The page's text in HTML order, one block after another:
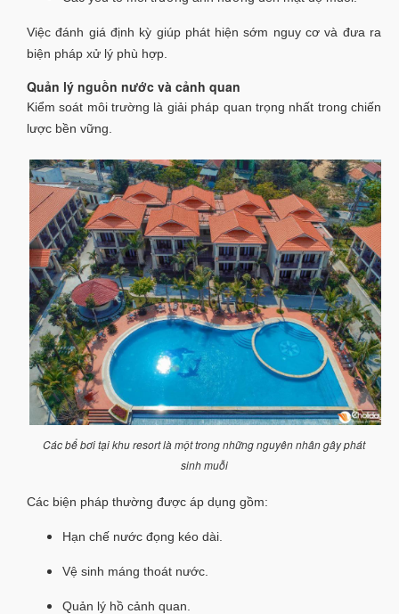
Việc đánh giá định kỳ giúp phát hiện sớm nguy cơ và đưa ra
biện pháp xử lý phù hợp.
Quản lý nguồn nước và cảnh quan
Kiểm soát môi trường là giải pháp quan trọng nhất trong chiến
lược bền vững.
Các bể bơi tại khu resort là một trong những nguyên nhân gây phát
sinh muỗi
Các biện pháp thường được áp dụng gồm:
Hạn chế nước đọng kéo dài.
Vệ sinh máng thoát nước.
Quản lý hồ cảnh quan.